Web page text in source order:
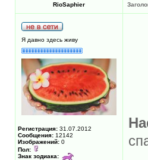
RioSaphier
Я давно здесь живу
Регистрация: 31.07.2012
Сообщения: 12142
Изображений: 0
Пол:
Знак зодиака: